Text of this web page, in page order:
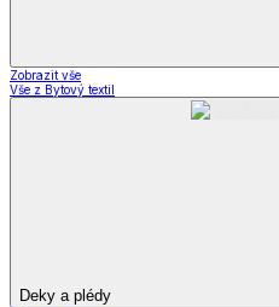
Zobrazit vše
Vše z Bytový textil
Deky a plédy